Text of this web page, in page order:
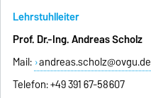
Lehrstuhlleiter
Prof. Dr.-Ing. Andreas Scholz
Mail: andreas.scholz@ovgu.de
Telefon: +49 391 67-58607